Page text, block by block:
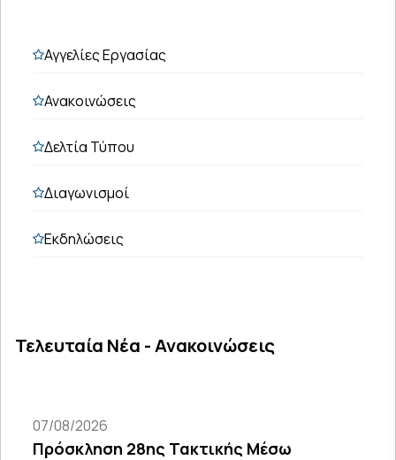
Αγγελίες Εργασίας
Ανακοινώσεις
Δελτία Τύπου
Διαγωνισμοί
Εκδηλώσεις
Τελευταία Νέα - Ανακοινώσεις
07/08/2026
Πρόσκληση 28ης Τακτικής Μέσω